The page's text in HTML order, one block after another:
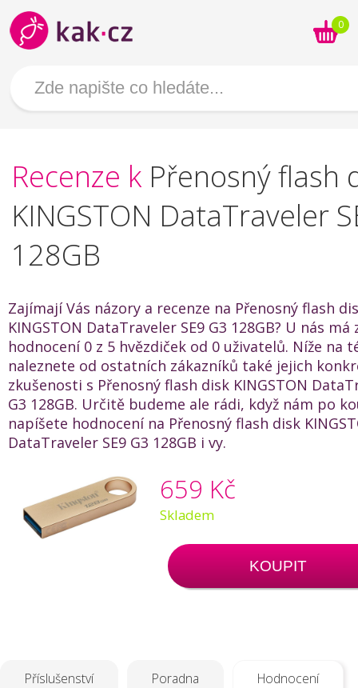
0
Recenze k Přenosný flash
KINGSTON DataTraveler
128GB
Zajímají Vás názory a recenze na Přenosný flash
KINGSTON DataTraveler SE9 G3 128GB? U nás
hodnocení 0 z 5 hvězdiček od 0 uživatelů. Níže na
naleznete od ostatních zákazníků také jejich
zkušenosti s Přenosný flash disk KINGSTON
G3 128GB. Určitě budeme ale rádi, když nám po
napíšete hodnocení na Přenosný flash disk
DataTraveler SE9 G3 128GB i vy.
659 Kč
Skladem
KOUPIT
Příslušenství Poradna Hodnocení